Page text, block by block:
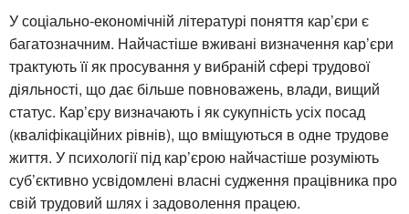
У соціально-економічній літературі поняття кар’єри є
багатозначним. Найчастіше вживані визначення кар’єри
трактують її як просування у вибраній сфері трудової
діяльності, що дає більше повноважень, влади, вищий
статус. Кар’єру визначають і як сукупність усіх посад
(кваліфікаційних рівнів), що вміщуються в одне трудове
життя. У психології під кар’єрою найчастіше розуміють
суб’єктивно усвідомлені власні судження працівника про
свій трудовий шлях і задоволення працею.